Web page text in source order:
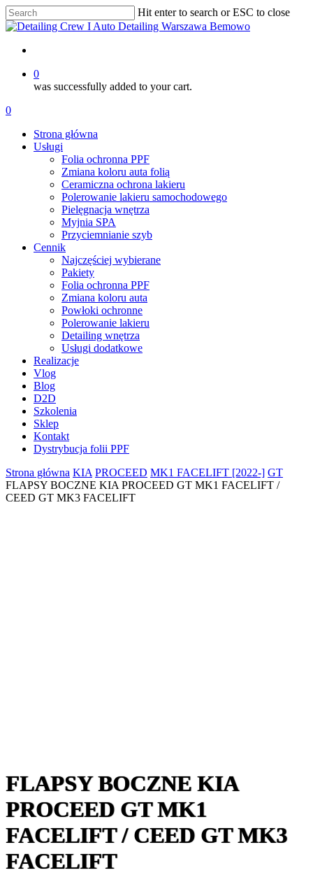
Skip
to
content
Hit enter to search or ESC to close
Close
0
was successfully added to your cart.
Menu
account
0
Strona główna
Usługi
Folia ochronna PPF
Zmiana koloru auta folią
Ceramiczna ochrona lakieru
Polerowanie lakieru samochodowego
Pielęgnacja wnętrza
Myjnia SPA
Przyciemnianie szyb
Cennik
Najczęściej wybierane
Pakiety
Folia ochronna PPF
Zmiana koloru auta
Powłoki ochronne
Polerowanie lakieru
Detailing wnętrza
Usługi dodatkowe
Realizacje
Vlog
Blog
D2D
Szkolenia
Sklep
Kontakt
Dystrybucja folii PPF
Strona główna KIA PROCEED MK1 FACELIFT [2022-] GT
FLAPSY BOCZNE KIA PROCEED GT MK1 FACELIFT /
CEED GT MK3 FACELIFT
FLAPSY BOCZNE KIA
PROCEED GT MK1
FACELIFT / CEED GT MK3
FACELIFT